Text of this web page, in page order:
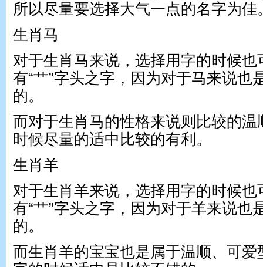
所以尽量要选择大气一点的名字为佳
生肖马
对于生肖马来说，选择用字的时候也
有“艹”字头之字，因为对于马来说也
的。
而对于生肖马的性格来说则比较的温
时候尽量的适中比较的有利。
生肖羊
对于生肖羊来说，选择用字的时候也
有“艹”字头之字，因为对于羊来说也
的。
而生肖羊的宝宝也是属于温顺、可爱